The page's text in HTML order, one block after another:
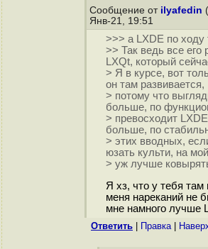
Сообщение от ilyafedin
Янв-21, 19:51
>>> а LXDE по ходу
>> Так ведь все
LXQt, который
> Я в курсе, вот
он там развивается,
> потому что
больше, по
> превосходит
больше, по
> этих вводных,
юзать культи, на
> уж лучше
Я хз, что у тебя там
меня нареканий не
мне намного лучше
Ответить Правка|